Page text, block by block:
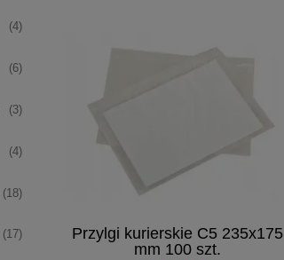
(4)
(6)
(3)
(4)
(18)
(17)
Przylgi kurierskie C5 235x175
mm 100 szt.